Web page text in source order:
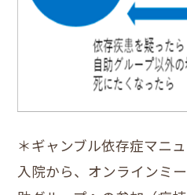
＊ギャンブル依存症マニ
入院から、オンラインミ